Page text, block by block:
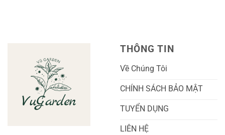
Cho
Người
Mới
Bắt
Đầu
Chi
Tiết
Và
Toàn
Diện
THÔNG TIN
Về Chúng Tôi
CHÍNH SÁCH BẢO MẬT
TUYỂN DỤNG
LIÊN HỆ